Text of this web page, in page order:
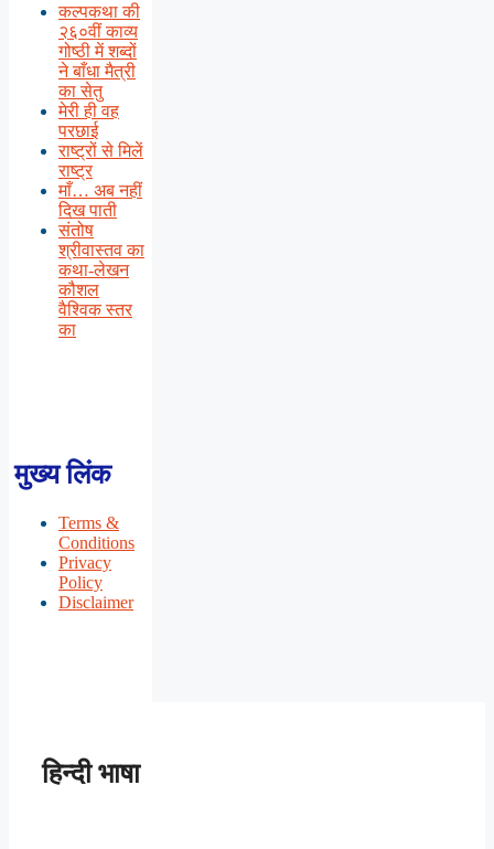
कल्पकथा की
२६०वीं काव्य
गोष्ठी में शब्दों
ने बाँधा मैत्री
का सेतु
मेरी ही वह
परछाई
राष्ट्रों से मिलें
राष्ट्र
माँ… अब नहीं
दिख पाती
संतोष
श्रीवास्तव का
कथा-लेखन
कौशल
वैश्विक स्तर
का
मुख्य लिंक
Terms &
Conditions
Privacy
Policy
Disclaimer
हिन्दी भाषा